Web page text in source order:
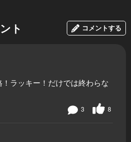
ト コメントする
ラッキー！だけでは終わらな
8
3